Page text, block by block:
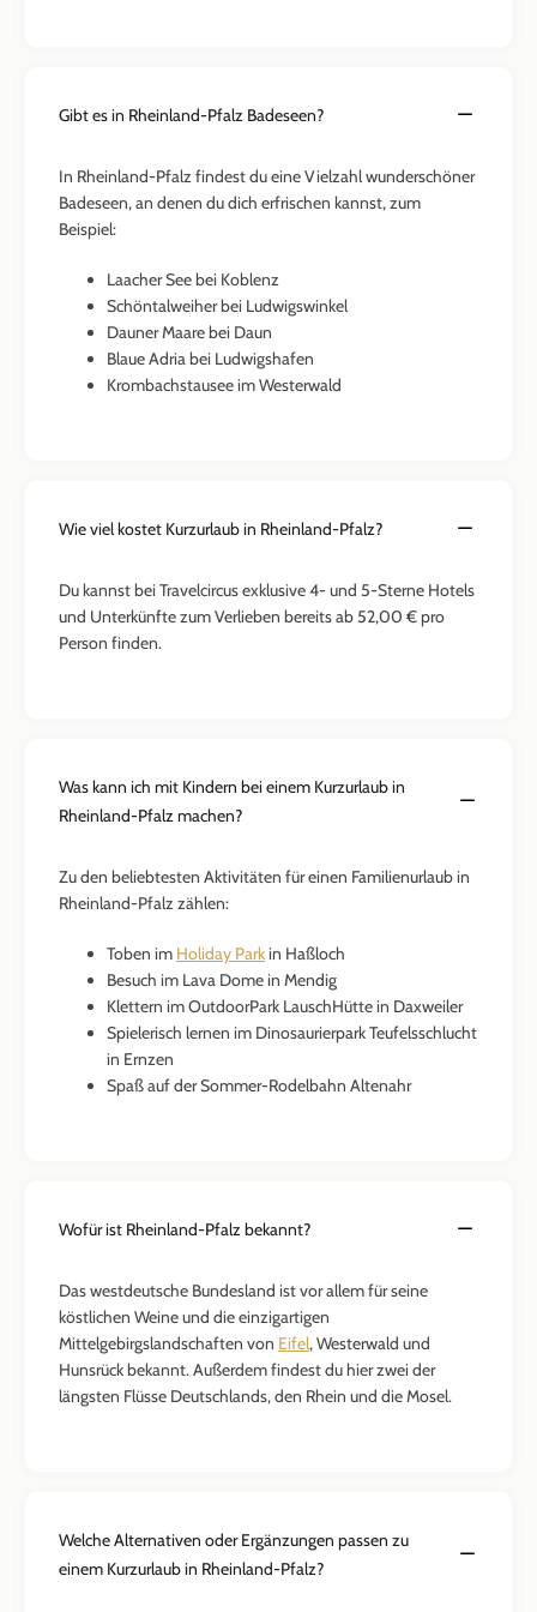
Gibt es in Rheinland-Pfalz Badeseen?
In Rheinland-Pfalz findest du eine Vielzahl wunderschöner
Badeseen, an denen du dich erfrischen kannst, zum
Beispiel:
Laacher See bei Koblenz
Schöntalweiher bei Ludwigswinkel
Dauner Maare bei Daun
Blaue Adria bei Ludwigshafen
Krombachstausee im Westerwald
Wie viel kostet Kurzurlaub in Rheinland-Pfalz?
Du kannst bei Travelcircus exklusive 4- und 5-Sterne Hotels
und Unterkünfte zum Verlieben bereits ab 52,00 € pro
Person finden.
Was kann ich mit Kindern bei einem Kurzurlaub in
Rheinland-Pfalz machen?
Zu den beliebtesten Aktivitäten für einen Familienurlaub in
Rheinland-Pfalz zählen:
Toben im Holiday Parkin Haßloch
Besuch im Lava Dome in Mendig
Klettern im OutdoorPark LauschHütte in Daxweiler
Spielerisch lernen im Dinosaurierpark Teufelsschlucht
in Ernzen
Spaß auf der Sommer-Rodelbahn Altenahr
Wofür ist Rheinland-Pfalz bekannt?
Das westdeutsche Bundesland ist vor allem für seine
köstlichen Weine und die einzigartigen
Mittelgebirgslandschaften von Eifel, Westerwald und
Hunsrück bekannt. Außerdem findest du hier zwei der
längsten Flüsse Deutschlands, den Rhein und die Mosel.
Welche Alternativen oder Ergänzungen passen zu
einem Kurzurlaub in Rheinland-Pfalz?